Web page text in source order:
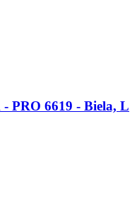
PRO 6619 - Biela, L